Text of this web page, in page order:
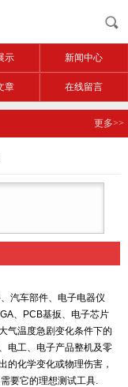
示 新闻中心
章 在线留言
更多>>
汽车部件、电子电器仪
、PCB基扳、电子芯片
气温度急剧变化条件下的
电工、电子产品整机及零
的化学变化或物理伤害，
要它的理想测试工具.